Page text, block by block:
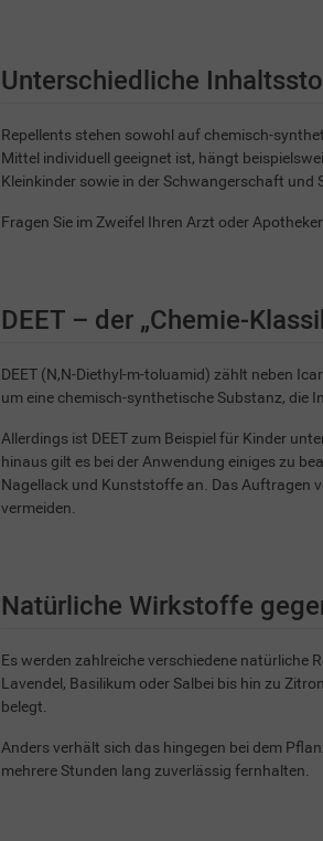
Unterschiedliche
Repellents stehen sowohl auf chemisch-
Mittel individuell geeignet ist, hängt
Kleinkinder sowie in der Schwangerschaft und
Fragen Sie im Zweifel Ihren Arzt oder Apotheker
DEET – der „Chemie-
DEET (N,N-Diethyl-m-toluamid) zählt neben
um eine chemisch-synthetische Substanz, die
Allerdings ist DEET zum Beispiel für Kinder
hinaus gilt es bei der Anwendung einiges zu
Nagellack und Kunststoffe an. Das Auftragen
vermeiden.
Natürliche Wirkstoffe
Es werden zahlreiche verschiedene natürliche
Lavendel, Basilikum oder Salbei bis hin zu
belegt.
Anders verhält sich das hingegen bei dem
mehrere Stunden lang zuverlässig fernhalten.